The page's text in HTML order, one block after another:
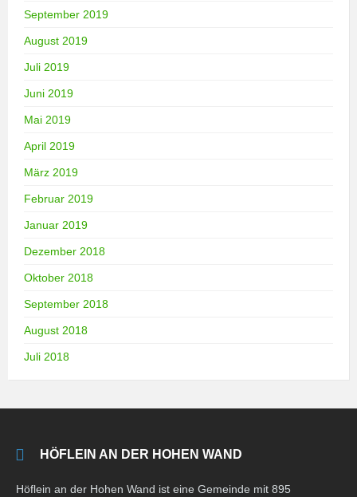
September 2019
August 2019
Juli 2019
Juni 2019
Mai 2019
April 2019
März 2019
Februar 2019
Januar 2019
Dezember 2018
Oktober 2018
September 2018
August 2018
Juli 2018
HÖFLEIN AN DER HOHEN WAND
Höflein an der Hohen Wand ist eine Gemeinde mit 895